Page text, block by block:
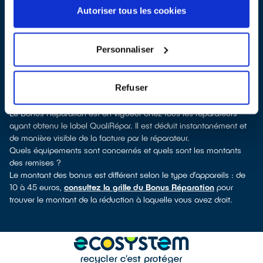
Autoriser tous les cookies
Personnaliser
Refuser
réparateurs labellisés QualiRépar . En cliquant sur la fiche
détaillée du réparateur, vous découvrirez pour quels types
sèche-linge, petit électroménager, TV, smartphone, outils
électriques : à chaque famille d’équipements son réparateur
spécialisé et labellisé QualiRépar.
Comment bénéficier du Bonus Réparation à Saint-Germain-Laval
Le Bonus Réparation est en vigueur chez tous les réparateurs
ayant obtenu le label QualiRépar. Il est déduit instantanément et
de manière visible de la facture par le réparateur.
Quels équipements sont concernés et quels sont les montants
des remises ?
Le montant des bonus est différent selon le type d’appareils : de
10 à 45 euros, consultez la grille du Bonus Réparation pour
trouver le montant de la réduction à laquelle vous avez droit.